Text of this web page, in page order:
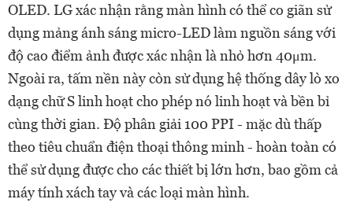
OLED. LG xác nhận rằng màn hình có thể co giãn sử
dụng mảng ánh sáng micro-LED làm nguồn sáng với
độ cao điểm ảnh được xác nhận là nhỏ hơn 40μm.
Ngoài ra, tấm nền này còn sử dụng hệ thống dây lò xo
dạng chữ S linh hoạt cho phép nó linh hoạt và bền bỉ
cùng thời gian. Độ phân giải 100 PPI - mặc dù thấp
theo tiêu chuẩn điện thoại thông minh - hoàn toàn có
thể sử dụng được cho các thiết bị lớn hơn, bao gồm cả
máy tính xách tay và các loại màn hình.